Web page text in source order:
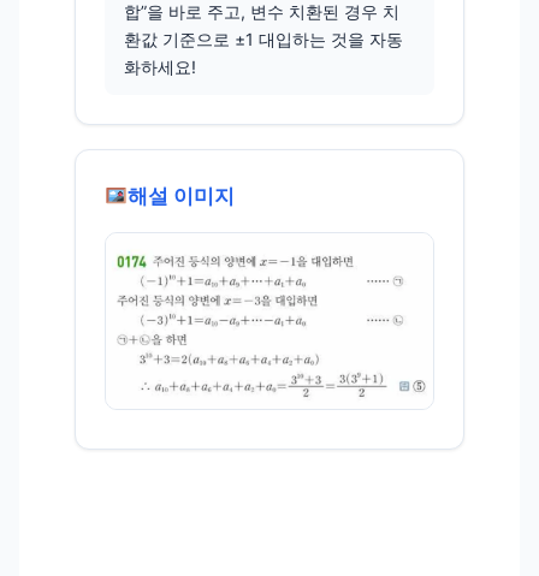
합”을 바로 주고, 변수 치환된 경우 치
환값 기준으로 ±1 대입하는 것을 자동
화하세요!
해설 이미지